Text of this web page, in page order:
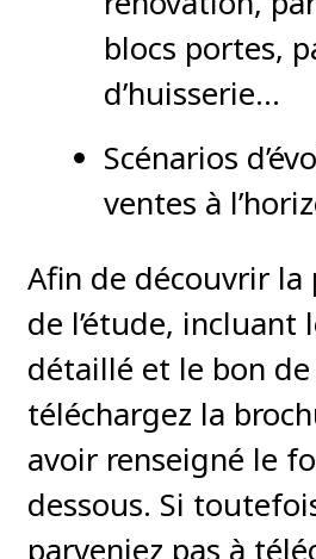
blocs portes,
d’huisserie…
Scénarios
ventes à
Afin de découvrir la
de l’étude, incluant
détaillé et le bon
téléchargez la
avoir renseigné le
dessous. Si
parveniez pas à